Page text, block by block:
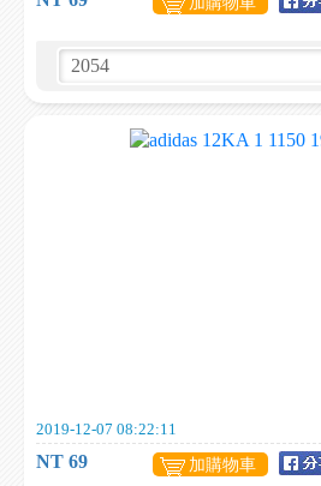
2019-12-07 08:22:11
NT 69 加購物車